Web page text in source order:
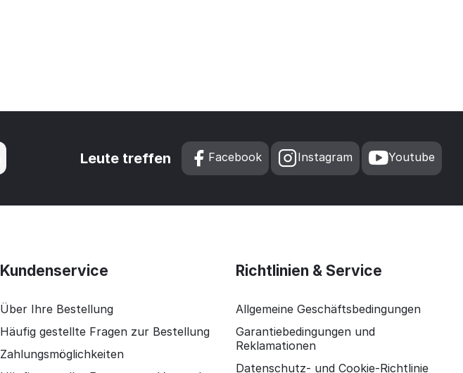
Leute treffen Facebook Instagram Youtube
Kundenservice
Über Ihre Bestellung
Häufig gestellte Fragen zur Bestellung
Zahlungsmöglichkeiten
Richtlinien & Service
Allgemeine Geschäftsbedingungen
Garantiebedingungen und
Reklamationen
Datenschutz- und Cookie-Richtlinie